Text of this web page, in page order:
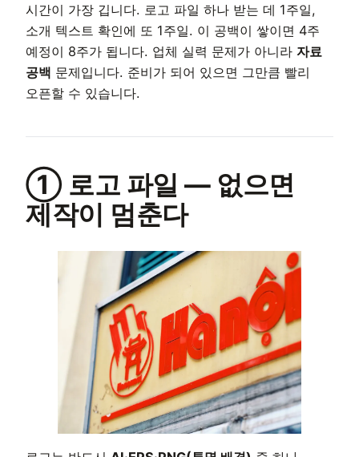
시간이 가장 깁니다. 로고 파일 하나 받는 데 1주일,
소개 텍스트 확인에 또 1주일. 이 공백이 쌓이면 4주
예정이 8주가 됩니다. 업체 실력 문제가 아니라 자료
공백 문제입니다. 준비가 되어 있으면 그만큼 빨리
오픈할 수 있습니다.
① 로고 파일 — 없으면
제작이 멈춘다